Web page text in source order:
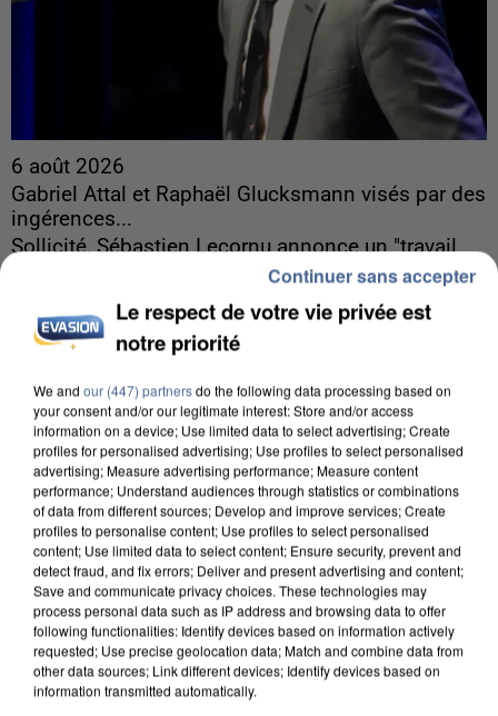
6 août 2026
Gabriel Attal et Raphaël Glucksmann visés par des
ingérences...
Sollicité, Sébastien Lecornu annonce un "travail
commun" avec les partis à la rentrée.
6 août 2026
Le respect de votre vie privée est
notre priorité
We and our (447) partnersdo the following data processing based on
your consent and/or our legitimate interest: Store and/or access
information on a device; Use limited data to select advertising; Create
profiles for personalised advertising; Use profiles to select personalised
advertising; Measure advertising performance; Measure content
performance; Understand audiences through statistics or combinations
of data from different sources; Develop and improve services; Create
profiles to personalise content; Use profiles to select personalised
content; Use limited data to select content; Ensure security, prevent and
detect fraud, and fix errors; Deliver and present advertising and content;
Save and communicate privacy choices. These technologies may
process personal data such as IP address and browsing data to offer
following functionalities: Identify devices based on information actively
requested; Use precise geolocation data; Match and combine data from
other data sources; Link different devices; Identify devices based on
information transmitted automatically.
Continuer sans accepter